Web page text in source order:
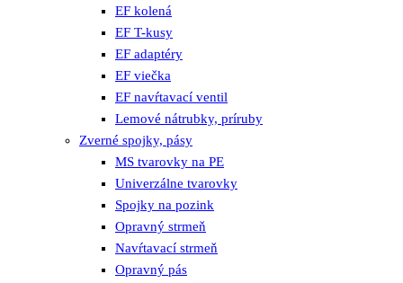
EF kolená
EF T-kusy
EF adaptéry
EF viečka
EF navŕtavací ventil
Lemové nátrubky, príruby
Zverné spojky, pásy
MS tvarovky na PE
Univerzálne tvarovky
Spojky na pozink
Opravný strmeň
Navŕtavací strmeň
Opravný pás